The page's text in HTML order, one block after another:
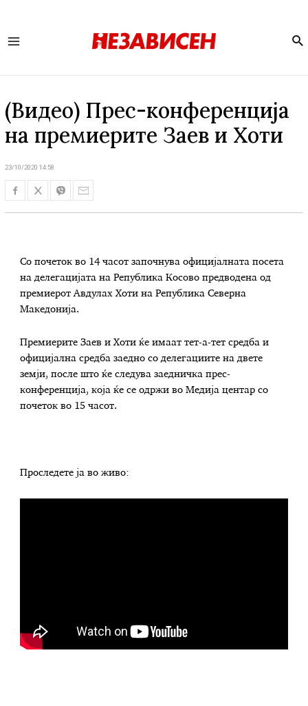
(Видео) Прес-конференција
на премиерите Заев и Хоти
23/10/2020 14:58
Со почеток во 14 часот започнува официјалната посета
на делегацијата на Република Косово предводена од
премиерот Авдулах Хоти на Република Северна
Македонија.
Премиерите Заев и Хоти ќе имаат тет-а-тет средба и
официјална средба заедно со делегациите на двете
земји, после што ќе следува заедничка прес-
конференција, која ќе се одржи во Медија центар со
почеток во 15 часот.
Проследете ја во живо: